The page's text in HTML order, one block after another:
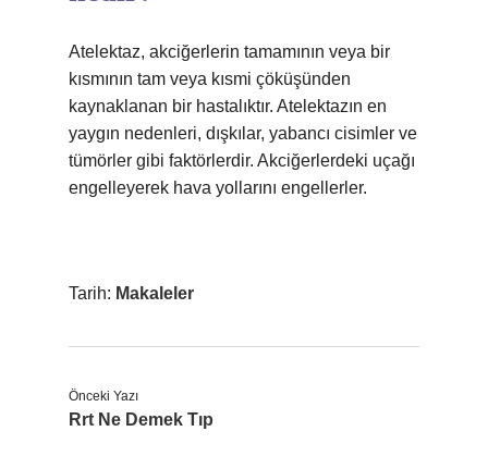
Atelektaz, akciğerlerin tamamının veya bir
kısmının tam veya kısmi çöküşünden
kaynaklanan bir hastalıktır. Atelektazın en
yaygın nedenleri, dışkılar, yabancı cisimler ve
tümörler gibi faktörlerdir. Akciğerlerdeki uçağı
engelleyerek hava yollarını engellerler.
Tarih: Makaleler
Önceki Yazı
Rrt Ne Demek Tıp